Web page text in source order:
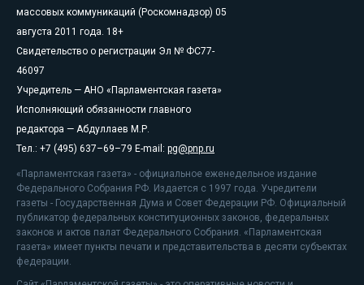
массовых коммуникаций (Роскомнадзор) 05
августа 2011 года. 18+
Свидетельство о регистрации Эл № ФС77-
46097
Учредитель — АНО «Парламентская газета»
Исполняющий обязанности главного
редактора — Абдуллаев М.Р.
Тел.: +7 (495) 637–69–79 E-mail: pg@pnp.ru
«Парламентская газета» - официальное еженедельное издание
Федерального Собрания РФ. Издается с 1997 года. Учредители
газеты - Государственная Дума и Совет Федерации РФ. Официальный
публикатор федеральных конституционных законов, федеральных
законов и актов палат Федерального Собрания. «Парламентская
газета» имеет пункты печати и представительства в десяти субъектах
федерации.